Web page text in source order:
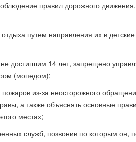
правил дорожного
путем направления их в детские
достигшим 14 лет, запрещено
(мопедом);
из-за неосторожного
а также объяснять основные
местах;
служб, позвонив по которым он,